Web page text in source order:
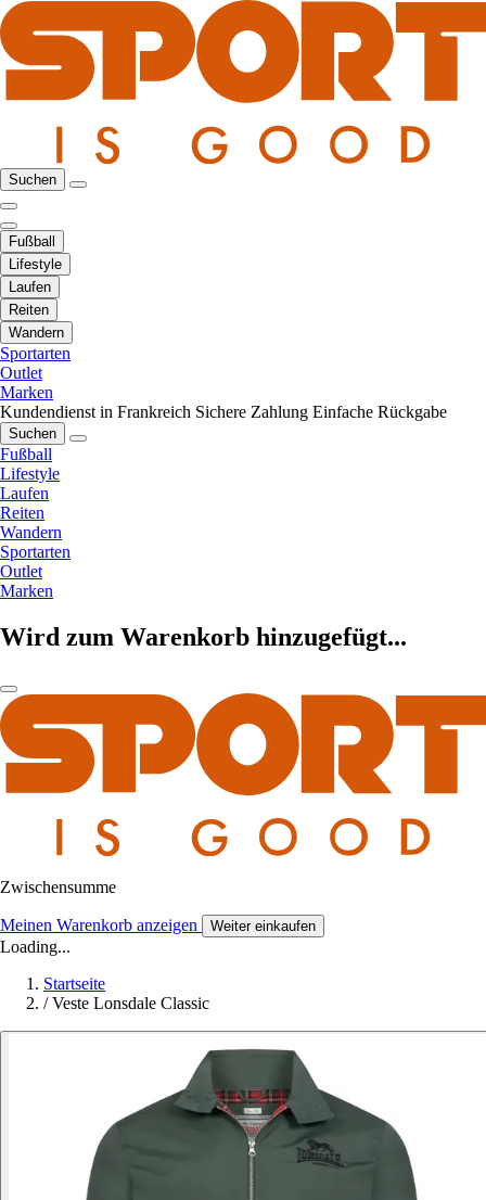
Suchen
Fußball
Lifestyle
Laufen
Reiten
Wandern
Sportarten
Outlet
Marken
Kundendienst in Frankreich Sichere Zahlung Einfache Rückgabe
Suchen
Fußball
Lifestyle
Laufen
Reiten
Wandern
Sportarten
Outlet
Marken
Wird zum Warenkorb hinzugefügt...
Zwischensumme
Meinen Warenkorb anzeigen Weiter einkaufen
Loading...
Startseite
/ Veste Lonsdale Classic